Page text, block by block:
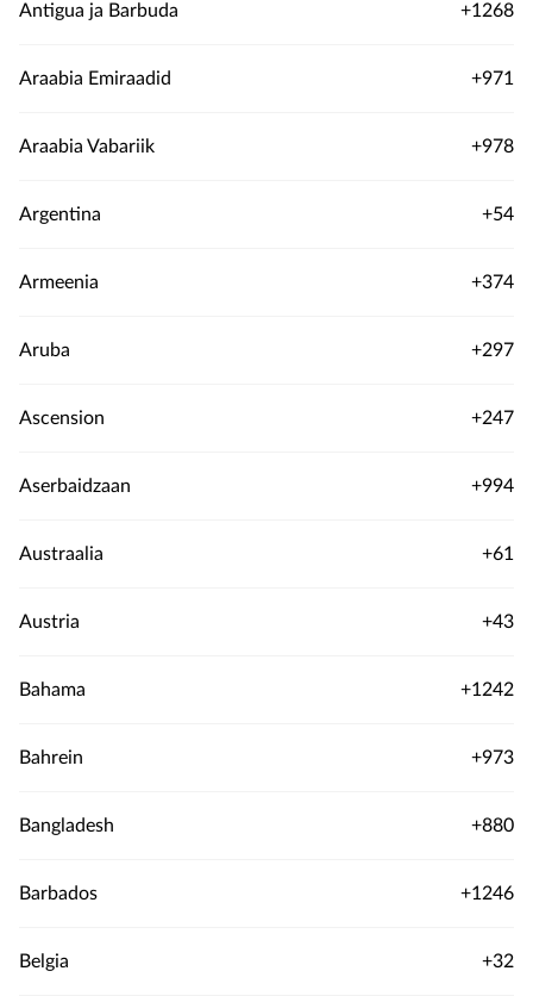
Antigua ja Barbuda +1268
Araabia Emiraadid +971
Araabia Vabariik +978
Argentina +54
Armeenia +374
Aruba +297
Ascension +247
Aserbaidzaan +994
Austraalia +61
Austria +43
Bahama +1242
Bahrein +973
Bangladesh +880
Barbados +1246
Belgia +32